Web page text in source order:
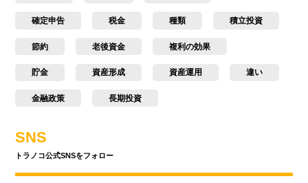
確定申告 税金 種類 積立投資
節約 老後資金 複利の効果
貯金 資産形成 資産運用 違い
金融政策 長期投資
SNS
トラノコ公式SNSをフォロー